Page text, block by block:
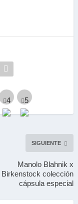
SIGUIENTE
Manolo Blahnik x
Birkenstock colección
cápsula especial